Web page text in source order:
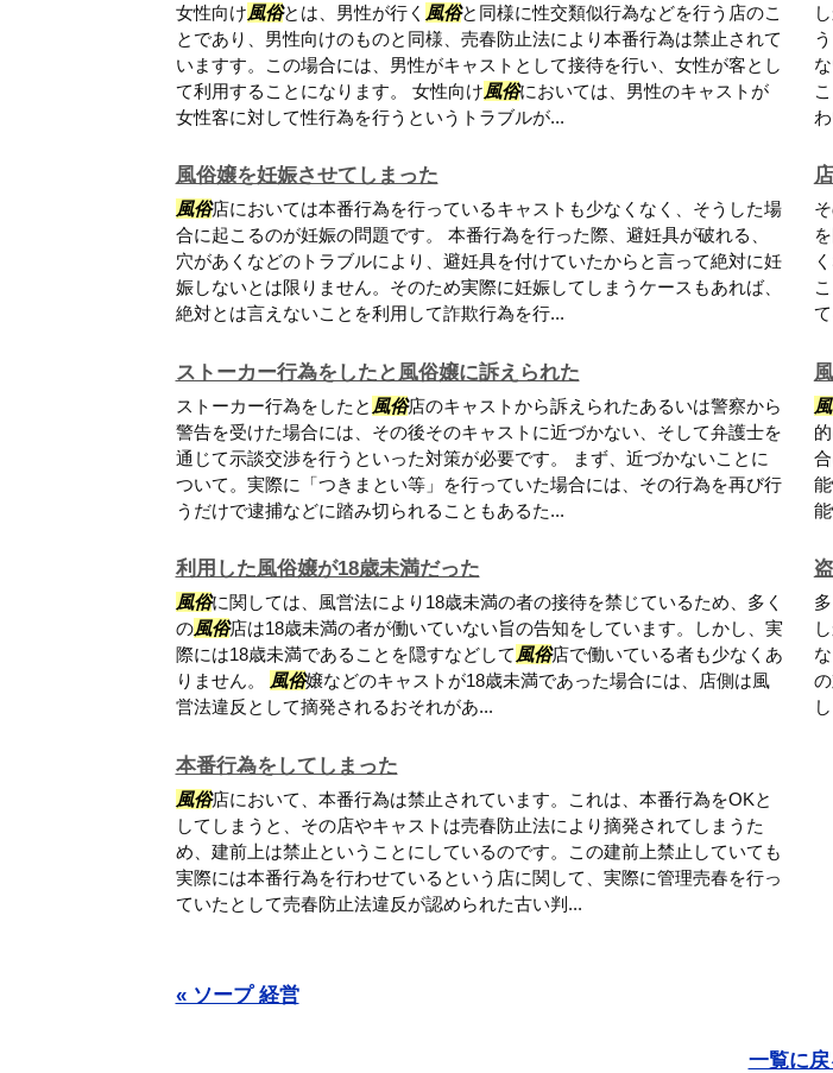
女性向け風俗とは、男性が行く 風俗と同様に性交類似行為などを行う店のこ
とであり、男性向けのものと同様、売春防止法により本番行為は禁止されて
いますす。この場合には、男性がキャストとして接待を行い、女性が客とし
て利用することになります。 女性向け風俗においては、男性のキャストが
女性客に対して性行為を行うというトラブルが...
風俗嬢を妊娠させてしまった
風俗店においては本番行為を行っているキャストも少なくなく、そうした場
合に起こるのが妊娠の問題です。 本番行為を行った際、避妊具が破れる、
穴があくなどのトラブルにより、避妊具を付けていたからと言って絶対に妊
娠しないとは限りません。そのため実際に妊娠してしまうケースもあれば、
絶対とは言えないことを利用して詐欺行為を行...
ストーカー行為をしたと風俗嬢に訴えられた
ストーカー行為をしたと 風俗店のキャストから訴えられたあるいは警察から
警告を受けた場合には、その後そのキャストに近づかない、そして弁護士を
通じて示談交渉を行うといった対策が必要です。 まず、近づかないことに
ついて。実際に「つきまとい等」を行っていた場合には、その行為を再び行
うだけで逮捕などに踏み切られることもあるた...
利用した風俗嬢が18歳未満だった
風俗に関しては、風営法により18歳未満の者の接待を禁じているため、多く
の風俗店は18歳未満の者が働いていない旨の告知をしています。しかし、実
際には18歳未満であることを隠すなどして 風俗店で働いている者も少なくあ
りません。
風俗嬢などのキャストが18歳未満であった場合には、店側は風
営法違反として摘発されるおそれがあ...
本番行為をしてしまった
風俗店において、本番行為は禁止されています。これは、本番行為をOKと
してしまうと、その店やキャストは売春防止法により摘発されてしまうた
め、建前上は禁止ということにしているのです。この建前上禁止していても
実際には本番行為を行わせているという店に関して、実際に管理売春を行っ
ていたとして売春防止法違反が認められた古い判...
« ソープ 経営
一覧に戻